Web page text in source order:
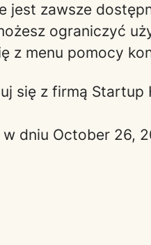
jest zawsze
ograniczyć
z menu pomocy
się z firmą Startup
dniu October 26,